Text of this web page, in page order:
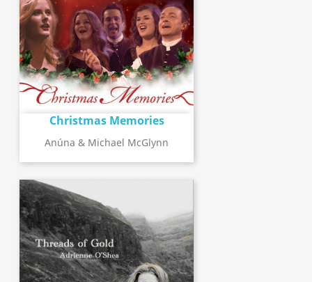
Christmas Memories
Anúna & Michael McGlynn